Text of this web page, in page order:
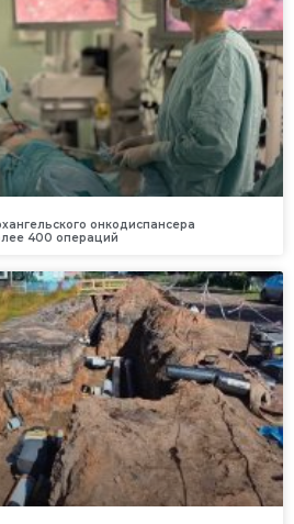
онкодиспансера
400 операций